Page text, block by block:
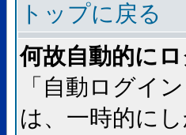
トップに戻る
何故自動的に
「自動ログイ
は、一時的に